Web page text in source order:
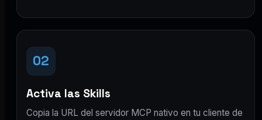
02
Activa las Skills
Copia la URL del servidor MCP nativo en tu cliente de